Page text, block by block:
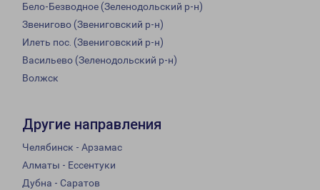
Бело-Безводное (Зеленодольский р-н)
Звенигово (Звениговский р-н)
Илеть пос. (Звениговский р-н)
Васильево (Зеленодольский р-н)
Волжск
Другие направления
Челябинск - Арзамас
Алматы - Ессентуки
Дубна - Саратов